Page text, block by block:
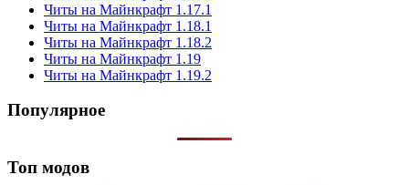
Читы на Майнкрафт 1.17.1
Читы на Майнкрафт 1.18.1
Читы на Майнкрафт 1.18.2
Читы на Майнкрафт 1.19
Читы на Майнкрафт 1.19.2
Популярное
Топ модов